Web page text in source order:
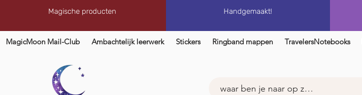
Magische producten Handgemaakt!
MagicMoon Mail-Club Ambachtelijk leerwerk Stickers Ringband mappen TravelersNotebooks